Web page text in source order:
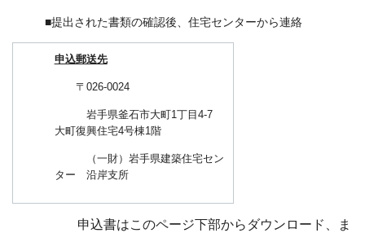
■提出された書類の確認後、住宅センターから連絡
申込郵送先
〒026-0024
岩手県釜石市大町1丁目4-7
大町復興住宅4号棟1階
（一財）岩手県建築住宅セン
ター 沿岸支所
申込書はこのページ下部からダウンロード、ま